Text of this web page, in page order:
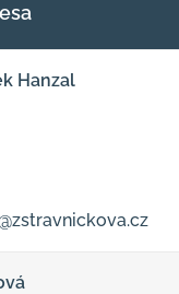
Hanzal